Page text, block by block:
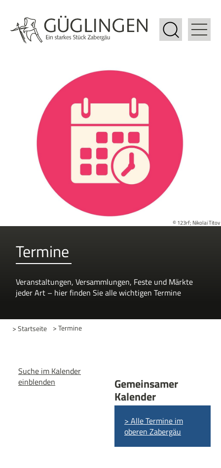
© 123rf; Nikolai Titov
Termine
Veranstaltungen, Versammlungen, Feste und Märkte
jeder Art – hier finden Sie alle wichtigen Termine
> Startseite > Termine
Suche im Kalender
einblenden
Gemeinsamer
Kalender
> Alle Termine im
oberen Zabergäu